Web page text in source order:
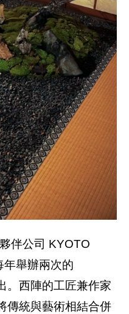
伴公司 KYOTO
年舉辦兩次的
。西陣的工匠兼作家
傳統與藝術相結合併